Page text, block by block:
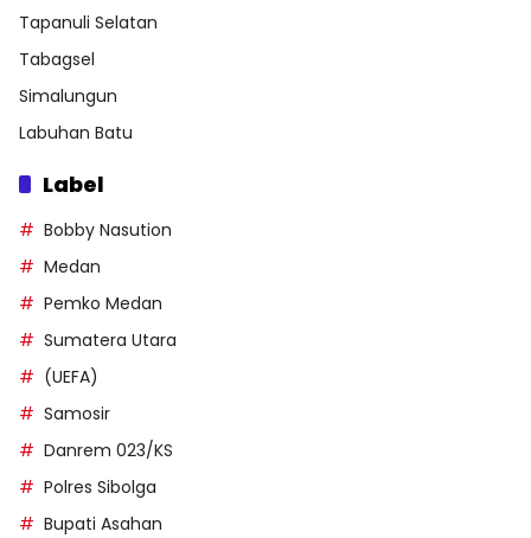
Tapanuli Selatan
Tabagsel
Simalungun
Labuhan Batu
Label
Bobby Nasution
Medan
Pemko Medan
Sumatera Utara
(UEFA)
Samosir
Danrem 023/KS
Polres Sibolga
Bupati Asahan